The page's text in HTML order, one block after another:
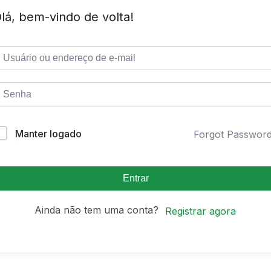
bem-vindo de volta!
Manter logado Forgot
Entrar
Ainda não tem uma conta? Registrar agora